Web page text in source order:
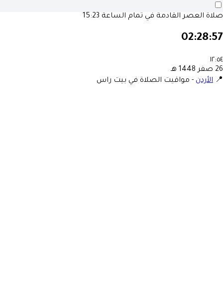
صلاة العصر القادمة في تمام الساعة 15:23
02:28:57
١٢:٥٤
26 صفر 1448 هـ
📍 الأردن - مواقيت الصلاة في بيت راس